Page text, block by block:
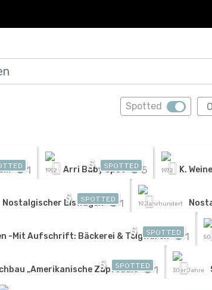
Spotted
1 § SPOTTED
1952 Arri Baby Spot 5 1932 K.
§ SPOTTED
Nostalgischer Eiswagen 1 19.Jahrhundert
§ SPOTTED
-Mit Aufschrift: Bäckerei & Teigwaren 1
§ SPOTTED
„Amerikanische Zapfsäule 1 30er Jahre